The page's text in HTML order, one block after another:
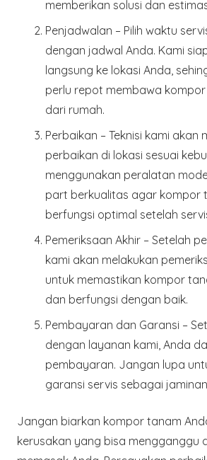
memberikan solusi dan
Penjadwalan – Pilih waktu
dengan jadwal Anda. Kami
langsung ke lokasi Anda,
perlu repot membawa
dari rumah.
Perbaikan – Teknisi kami akan
perbaikan di lokasi sesuai
menggunakan peralatan
part berkualitas agar kompor
berfungsi optimal setelah
Pemeriksaan Akhir – Setelah
kami akan melakukan
untuk memastikan kompor
dan berfungsi dengan baik.
Pembayaran dan Garansi –
dengan layanan kami, Anda
pembayaran. Jangan lupa
garansi servis sebagai
Jangan biarkan kompor tanam
kerusakan yang bisa mengganggu